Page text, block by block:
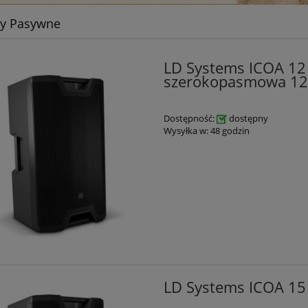
Pasywne
LD Systems ICOA
szerokopasmowa
Dostępność:
dostępny
Wysyłka w:48 godzin
LD Systems ICOA 15